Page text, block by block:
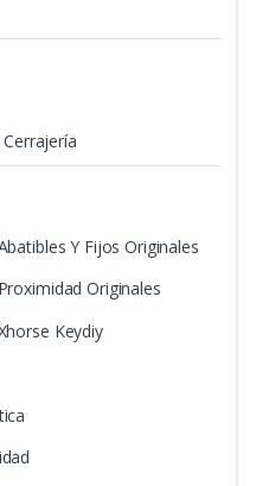
Y Fijos Originales
Originales
Keydiy